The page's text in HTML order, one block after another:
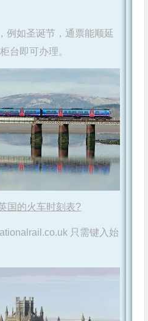
例如圣诞节，通票能顺延
台即可办理。
国的火车时刻表?
只需键入始